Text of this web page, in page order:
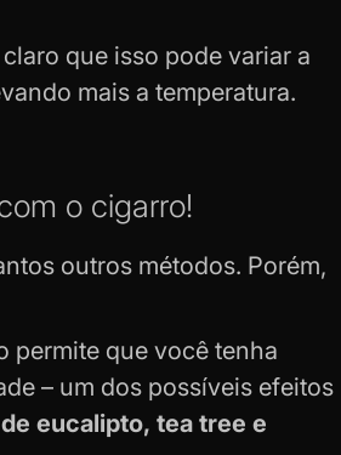
que isso pode variar a
mais a temperatura.
o cigarro!
outros métodos. Porém,
permite que você tenha
– um dos possíveis efeitos
eucalipto, tea tree e